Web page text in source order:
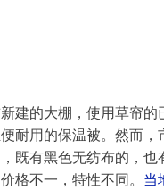
耐用的保温被。然而，
既有黑色无纺布的，也
格不一，特性不同。 当